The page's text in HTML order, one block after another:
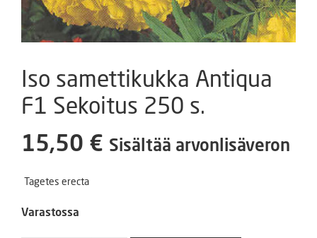
Iso samettikukka Antiqua
F1 Sekoitus 250 s.
15,50 € Sisältää arvonlisäveron
Tagetes erecta
Varastossa